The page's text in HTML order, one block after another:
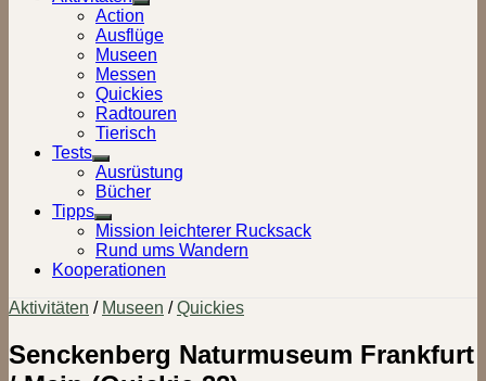
Show
sub
menu
Action
Ausflüge
Museen
Messen
Quickies
Radtouren
Tierisch
Tests
Show
sub
menu
Ausrüstung
Bücher
Tipps
Show
sub
menu
Mission leichterer Rucksack
Rund ums Wandern
Kooperationen
Aktivitäten / Museen /Quickies
Senckenberg Naturmuseum Frankfurt